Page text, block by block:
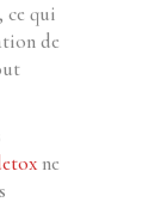
ce qui
de
ne